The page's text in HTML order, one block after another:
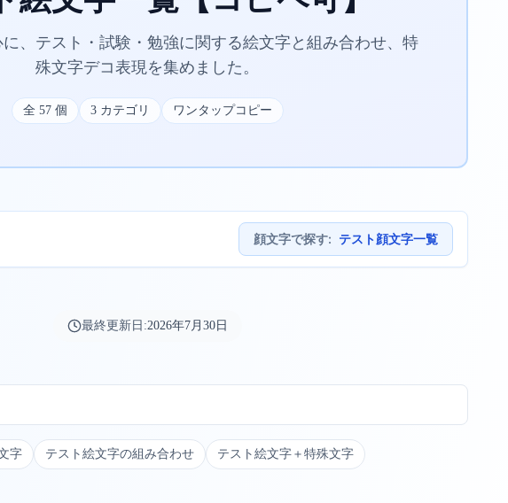
、テスト・試験・勉強に関する絵文字と組み合わせ、特
殊文字デコ表現を集めました。
全 57個 3カテゴリ ワンタップコピー
顔文字で探す: テスト顔文字一覧
最終更新日:2026年7月30日
字 テスト絵文字の組み合わせ テスト絵文字＋特殊文字